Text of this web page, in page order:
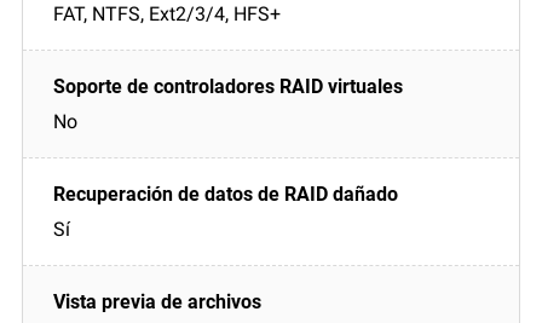
FAT, NTFS, Ext2/3/4, HFS+
No
Sí